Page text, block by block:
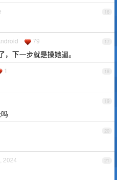
16
17
79
下一步就是操她逼。
18
1
19
20
21
2024